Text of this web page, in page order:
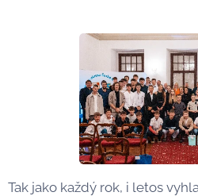
Tak jako každý rok, i letos